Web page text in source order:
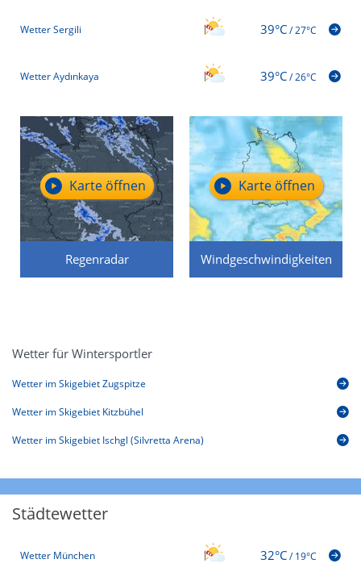
Wetter Sergili 39°C/27°C
Wetter Aydınkaya 39°C/26°C
Regenradar
Karte öffnen
Windgeschwindigkeiten
Karte öffnen
Wetter für Wintersportler
Wetter im Skigebiet Zugspitze
Wetter im Skigebiet Kitzbühel
Wetter im Skigebiet Ischgl (Silvretta Arena)
Städtewetter
Wetter München 32°C/19°C